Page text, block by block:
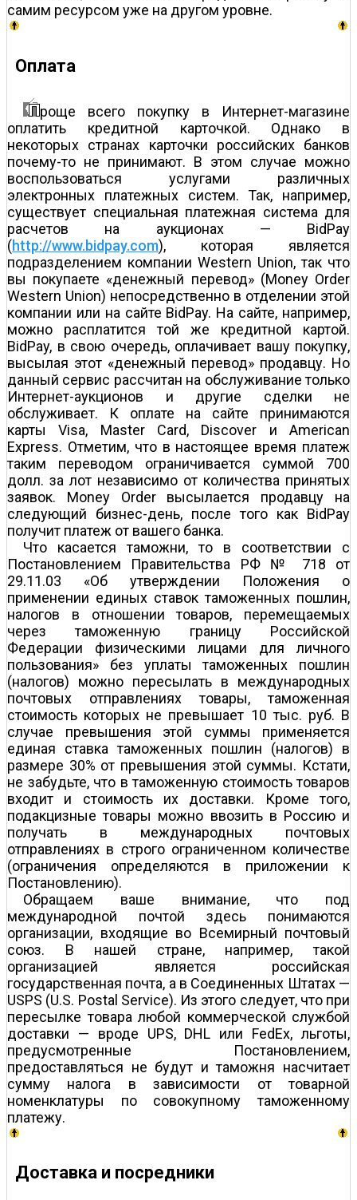
самим ресурсом уже на другом уровне.
Оплата
роще всего покупку в Интернет-магазине
оплатить кредитной карточкой. Однако в
некоторых странах карточки российских банков
почему-то не принимают. В этом случае можно
воспользоваться услугами различных
электронных платежных систем. Так, например,
существует специальная платежная система для
расчетов на аукционах — BidPay
(http://www.bidpay.com), которая является
подразделением компании Western Union, так что
вы покупаете «денежный перевод» (Money Order
Western Union) непосредственно в отделении этой
компании или на сайте BidPay. На сайте, например,
можно расплатится той же кредитной картой.
BidPay, в свою очередь, оплачивает вашу покупку,
высылая этот «денежный перевод» продавцу. Но
данный сервис рассчитан на обслуживание только
Интернет-аукционов и другие сделки не
обслуживает. К оплате на сайте принимаются
карты Visa, Master Card, Discover и American
Express. Отметим, что в настоящее время платеж
таким переводом ограничивается суммой 700
долл. за лот независимо от количества принятых
заявок. Money Order высылается продавцу на
следующий бизнес-день, после того как BidPay
получит платеж от вашего банка.
Что касается таможни, то в соответствии с
Постановлением Правительства РФ № 718 от
29.11.03 «Об утверждении Положения о
применении единых ставок таможенных пошлин,
налогов в отношении товаров, перемещаемых
через таможенную границу Российской
Федерации физическими лицами для личного
пользования» без уплаты таможенных пошлин
(налогов) можно пересылать в международных
почтовых отправлениях товары, таможенная
стоимость которых не превышает 10 тыс. руб. В
случае превышения этой суммы применяется
единая ставка таможенных пошлин (налогов) в
размере 30% от превышения этой суммы. Кстати,
не забудьте, что в таможенную стоимость товаров
входит и стоимость их доставки. Кроме того,
подакцизные товары можно ввозить в Россию и
получать в международных почтовых
отправлениях в строго ограниченном количестве
(ограничения определяются в приложении к
Постановлению).
Обращаем ваше внимание, что под
международной почтой здесь понимаются
организации, входящие во Всемирный почтовый
союз. В нашей стране, например, такой
организацией является российская
государственная почта, а в Соединенных Штатах —
USPS (U.S. Postal Service). Из этого следует, что при
пересылке товара любой коммерческой службой
доставки — вроде UPS, DHL или FedEx, льготы,
предусмотренные Постановлением,
предоставляться не будут и таможня насчитает
сумму налога в зависимости от товарной
номенклатуры по совокупному таможенному
платежу.
Доставка и посредники